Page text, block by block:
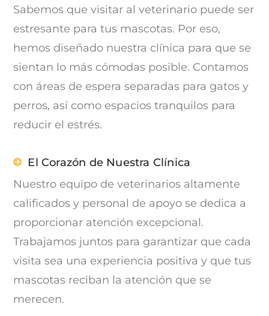
Sabemos que visitar al veterinario puede ser
estresante para tus mascotas. Por eso,
hemos diseñado nuestra clínica para que se
sientan lo más cómodas posible. Contamos
con áreas de espera separadas para gatos y
perros, así como espacios tranquilos para
reducir el estrés.
El Corazón de Nuestra Clínica
Nuestro equipo de veterinarios altamente
calificados y personal de apoyo se dedica a
proporcionar atención excepcional.
Trabajamos juntos para garantizar que cada
visita sea una experiencia positiva y que tus
mascotas reciban la atención que se
merecen.